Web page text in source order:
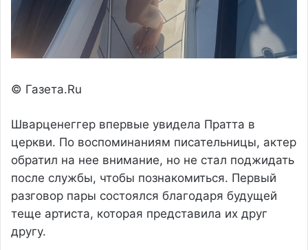
© Газета.Ru
Шварценеггер впервые увидела Пратта в
церкви. По воспоминаниям писательницы, актер
обратил на нее внимание, но не стал поджидать
после службы, чтобы познакомиться. Первый
разговор пары состоялся благодаря будущей
теще артиста, которая представила их друг
другу.